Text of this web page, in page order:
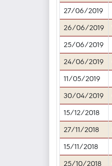
27/06/2019
26/06/2019
25/06/2019
24/06/2019
11/05/2019
30/04/2019
15/12/2018
27/11/2018
15/11/2018
25/10/2018